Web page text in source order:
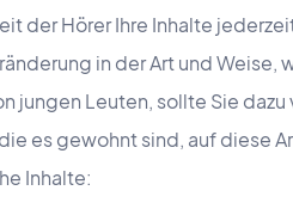
der Hörer Ihre Inhalte
in der Art und
jungen Leuten, sollte Sie
es gewohnt sind, auf diese
Inhalte: